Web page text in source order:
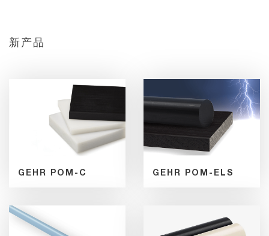
新产品
GEHR POM-C GEHR POM-ELS